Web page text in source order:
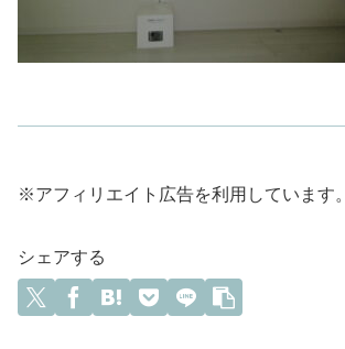
※アフィリエイト広告を利用しています。
シェアする